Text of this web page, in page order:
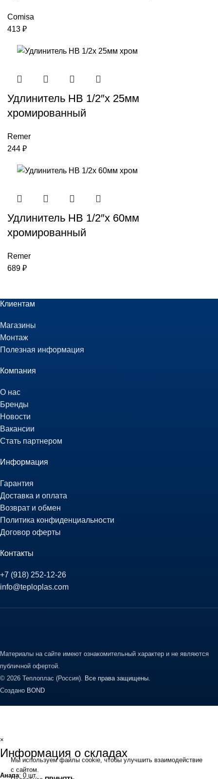
Comisa
413 ₽
Удлинитель НВ 1/2″x 25мм
хромированный
Remer
244 ₽
Удлинитель НВ 1/2″x 60мм
хромированный
Remer
689 ₽
Клиентам
Магазины
Монтаж
Полезная информация
Компания
О нас
Бренды
Новости
Вакансии
Стать партнером
Информация
Гарантия
Доставка и оплата
Возврат и обмен
Политика конфиденциальности
Договор оферты
Контакты
+7 (918) 252-12-26
info@teploplas.com
Материалы на сайте имеют ознакомительный характер и не являются
публичной офертой.
© 2026 Теплоплас (Россия). Все права защищены.
Создано BOND
Мы используем файлы cookie, чтобы улучшить взаимодействие
с сайтом.
×
Информация о складах
Анапа: 0 шт.